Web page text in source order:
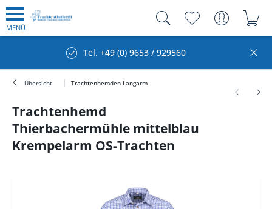
MENÜ
Tel. +49 (0) 9653 / 929560
Übersicht Trachtenhemden Langarm
Trachtenhemd
Thierbachermühle mittelblau
Krempelarm OS-Trachten